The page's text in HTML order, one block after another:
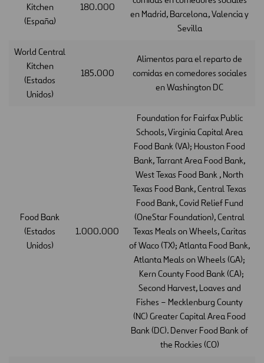
Kitchen
(España)
180.000
en Madrid, Barcelona, Valencia y
Sevilla
World Central
Kitchen
(Estados
Unidos)
185.000
Alimentos para el reparto de
comidas en comedores sociales
en Washington DC
Food Bank
(Estados
Unidos)
1.000.000
Foundation for Fairfax Public
Schools, Virginia Capital Area
Food Bank (VA); Houston Food
Bank, Tarrant Area Food Bank,
West Texas Food Bank , North
Texas Food Bank, Central Texas
Food Bank, Covid Relief Fund
(OneStar Foundation), Central
Texas Meals on Wheels, Caritas
of Waco (TX); Atlanta Food Bank,
Atlanta Meals on Wheels (GA);
Kern County Food Bank (CA);
Second Harvest, Loaves and
Fishes – Mecklenburg County
(NC) Greater Capital Area Food
Bank (DC). Denver Food Bank of
the Rockies (CO)